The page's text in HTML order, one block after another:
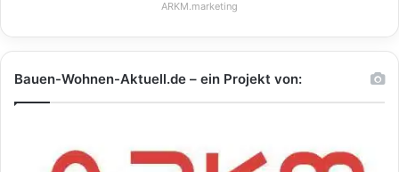
ARKM.marketing
Bauen-Wohnen-Aktuell.de – ein Projekt von: